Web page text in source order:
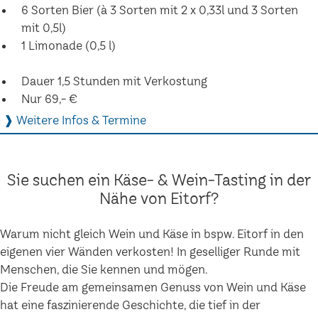
6 Sorten Bier (à 3 Sorten mit 2 x 0,33l und 3 Sorten
mit 0,5l)
1 Limonade (0,5 l)
Dauer 1,5 Stunden mit Verkostung
Nur 69,- €
❱ Weitere Infos & Termine
Sie suchen ein Käse- & Wein-Tasting in der
Nähe von Eitorf?
Warum nicht gleich Wein und Käse in bspw. Eitorf in den
eigenen vier Wänden verkosten! In geselliger Runde mit
Menschen, die Sie kennen und mögen.
Die Freude am gemeinsamen Genuss von Wein und Käse
hat eine faszinierende Geschichte, die tief in der